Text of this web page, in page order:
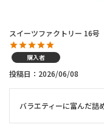
スイーツファクトリー 16号
購入者
投稿日 2026/06/08
バラエティーに富んだ詰